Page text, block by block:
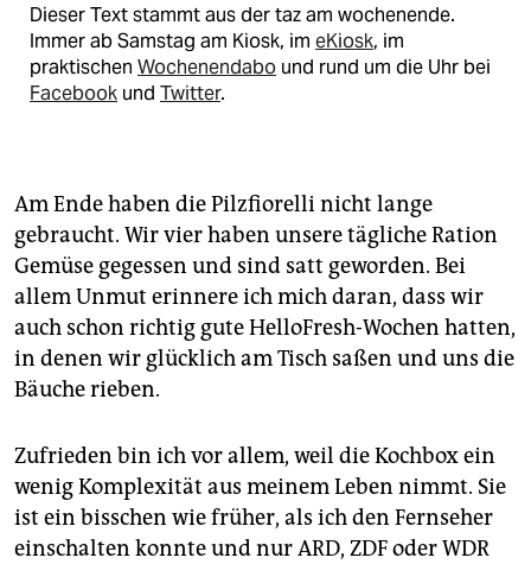
Dieser Text stammt aus der taz am wochenende.
Immer ab Samstag am Kiosk, im eKiosk, im
praktischen Wochenendabo und rund um die Uhr bei
Facebook und Twitter.
Am Ende haben die Pilzfiorelli nicht lange
gebraucht. Wir vier haben unsere tägliche Ration
Gemüse gegessen und sind satt geworden. Bei
allem Unmut erinnere ich mich daran, dass wir
auch schon richtig gute HelloFresh-Wochen hatten,
in denen wir glücklich am Tisch saßen und uns die
Bäuche rieben.
Zufrieden bin ich vor allem, weil die Kochbox ein
wenig Komplexität aus meinem Leben nimmt. Sie
ist ein bisschen wie früher, als ich den Fernseher
einschalten konnte und nur ARD, ZDF oder WDR